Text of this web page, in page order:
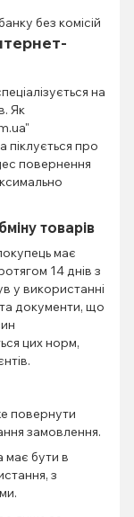
без комісій
на
Як
піклується про
повернення
товарів
має
14 днів з
у використанні
та документи, що
цих норм,
повернути
замовлення.
має бути в
з